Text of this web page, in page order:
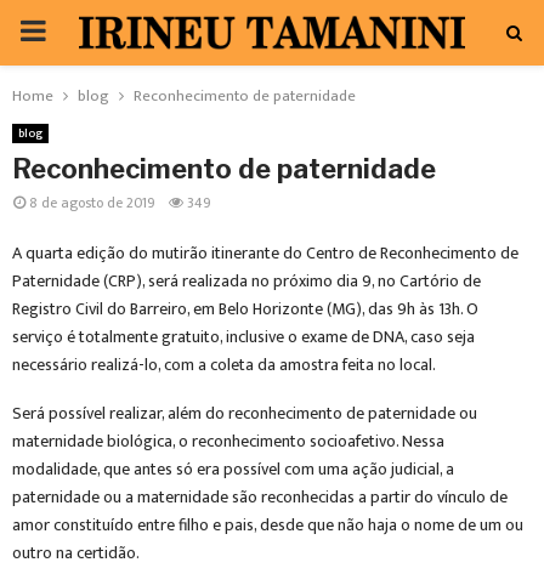
PRIMARY
MENU
Home blog Reconhecimento de paternidade
blog
Reconhecimento de paternidade
8 de agosto de 2019 349
A quarta edição do mutirão itinerante do Centro de Reconhecimento de
Paternidade (CRP), será realizada no próximo dia 9, no Cartório de
Registro Civil do Barreiro, em Belo Horizonte (MG), das 9h às 13h. O
serviço é totalmente gratuito, inclusive o exame de DNA, caso seja
necessário realizá-lo, com a coleta da amostra feita no local.
Será possível realizar, além do reconhecimento de paternidade ou
maternidade biológica, o reconhecimento socioafetivo. Nessa
modalidade, que antes só era possível com uma ação judicial, a
paternidade ou a maternidade são reconhecidas a partir do vínculo de
amor constituído entre filho e pais, desde que não haja o nome de um ou
outro na certidão.